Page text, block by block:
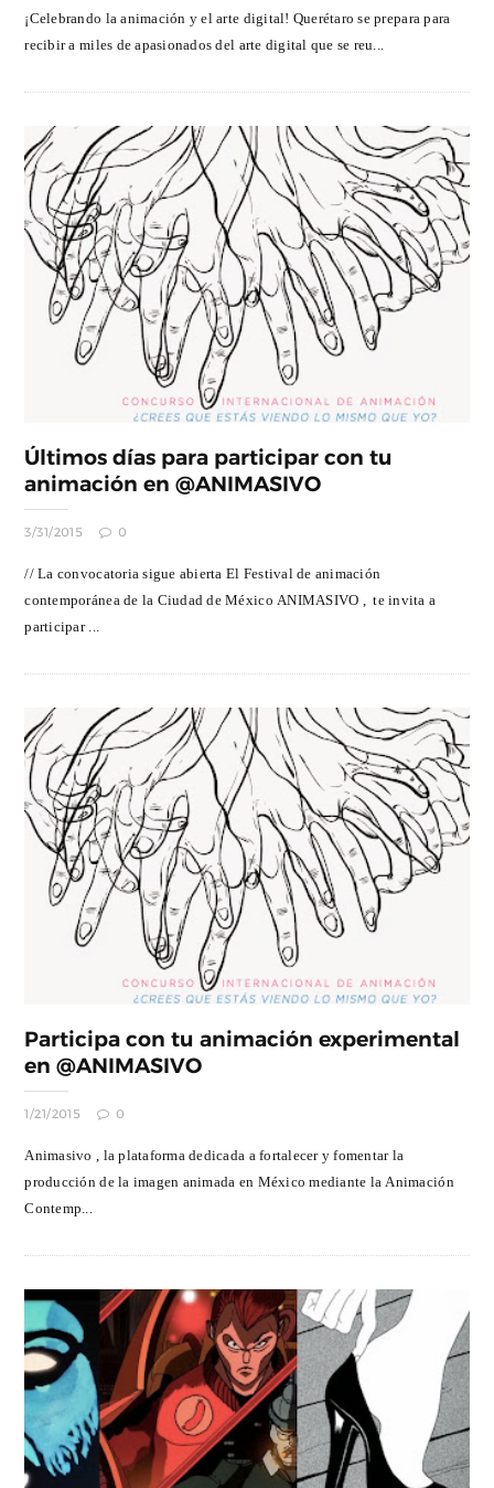
¡Celebrando la animación y el arte digital! Querétaro se prepara para
recibir a miles de apasionados del arte digital que se reu...
Últimos días para participar con tu
animación en @ANIMASIVO
3/31/2015 0
// La convocatoria sigue abierta El Festival de animación
contemporánea de la Ciudad de México ANIMASIVO , te invita a
participar ...
Participa con tu animación experimental
en @ANIMASIVO
1/21/2015 0
Animasivo , la plataforma dedicada a fortalecer y fomentar la
producción de la imagen animada en México mediante la Animación
Contemp...